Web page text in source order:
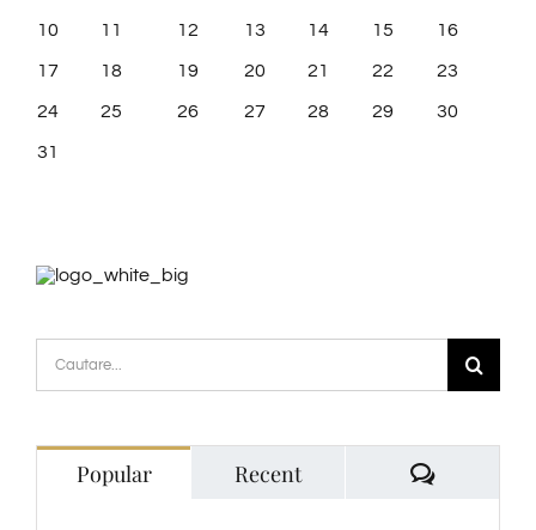
10 11 12 13 14 15 16
17 18 19 20 21 22 23
24 25 26 27 28 29 30
31
Cautare...
Popular Recent